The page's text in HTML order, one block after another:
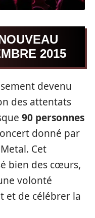
2015
devenu
des attentats
90 personnes
donné par
Cet
bien des cœurs,
volonté
et de célébrer la